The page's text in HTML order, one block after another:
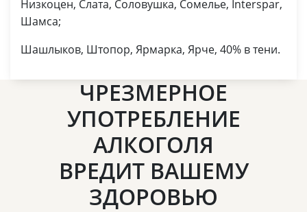
Низкоцен, Слата, Соловушка, Сомелье, Interspar,
Шамса;
Шашлыков, Штопор, Ярмарка, Ярче, 40% в тени.
ЧРЕЗМЕРНОЕ
УПОТРЕБЛЕНИЕ
АЛКОГОЛЯ
ВРЕДИТ ВАШЕМУ
ЗДОРОВЬЮ